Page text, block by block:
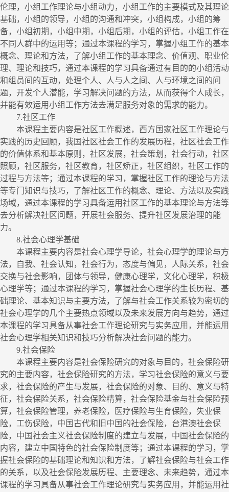
伦理，小组工作理论与小组动力，小组工作的主要模式及其理论
基础，小组的领导，小组的沟通和冲突，小组构成，小组的筹
备，小组初期，小组中期，小组后期，小组的评估，小组工作在
不同人群中的运用等；通过本课程的学习，掌握小组工作的基本
概念、理论和方法，了解小组工作的基本理念、价值观、职业伦
理、理论和技巧，通过本课程的学习具备通过有目的的小组活动
和组员间的互动，处理个人、 人与人之间 、人与环境之间的问
题，开发个人潜能，学习解决问题的方法，从而获得个人成长，
并能有效运用小组工作方法去满足服务对象的需求的能力。
7.社区工作
本课程主要内容是社区工作概述，西方国家社区工作理论与
实践的历史回顾，我国社区社会工作的发展历程，社区社会工作
的价值体系和基本原则，社区发展，社会策划，社会行动，社区
照顾，社区服务，社区教育，社区矫正，社区组织，社区工作的
过程与方法等；通过本课程的学习，掌握社区工作的理论与方法
等专门知识与技巧，了解社区工作的概念、理论、方法以及实践
场域，通过本课程的学习具备运用社区工作的基本理论与方法等
去分析解决社区问题，开展社会服务、提升社区发展治理的能
力。
8.社会心理学基础
本课程主要内容是社会心理学导论，社会心理学的理论与方
法，自我、社会认知，社会行为，态度与偏见，人际关系，社会
交换与社会影响，团体与领导，健康心理学，文化心理学，积极
心理学等；通过本课程的学习，掌握社会心理学的生长历程、基
础理论、基本知识与主要方法，了解与社会工作关系较为密切的
社会心理学的几个主要热点领域以及未来发展方向与趋势，通过
本课程的学习具备从事社会工作理论研究与实务应用，并能运用
社会心理学相关知识和技巧分析解决社会问题的能力。
9.社会保险
本课程主要内容是社会保险研究的对象与目的，社会保险研
究的主要内容，社会保险研究的方法，学习社会保险的意义与要
求，社会保险的产生与发展，社会保险的对象、目的、意义与特
征，社会保险关系，社会保险精算，社会保险基金与社会保险预
算，社会保险管理，养老保险，医疗保险与生育保险，失业保
险，工伤保险，中国古代和旧中国的社会保险，台港澳社会保
险，中国社会主义社会保险制度的建立与发展，中国社会保险的
内容，建立中国特色的社会保险制度等；通过本课程的学习，掌
握社会保险的基础理论和知识和方法，了解社会保险与社会工作
的关系，以及社会保险发展历程、主要理念、未来趋势，通过本
课程的学习具备从事社会工作理论研究与实务应用，并能运用社